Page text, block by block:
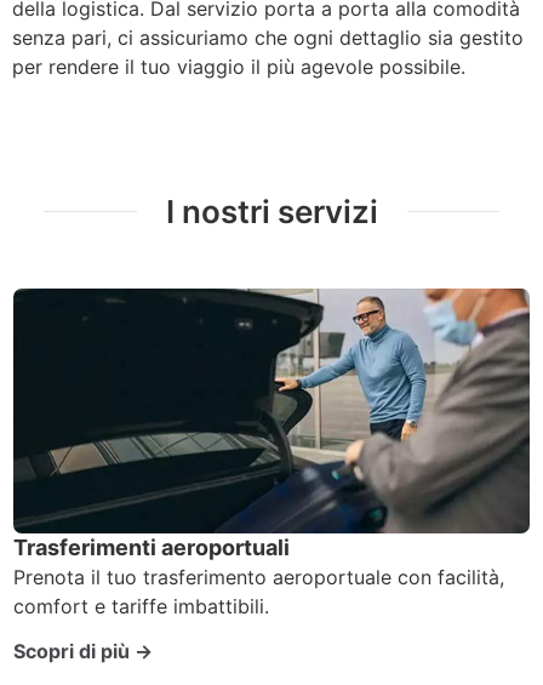
della logistica. Dal servizio porta a porta alla comodità
senza pari, ci assicuriamo che ogni dettaglio sia gestito
per rendere il tuo viaggio il più agevole possibile.
I nostri servizi
Trasferimenti aeroportuali
Prenota il tuo trasferimento aeroportuale con facilità,
comfort e tariffe imbattibili.
Scopri di più →